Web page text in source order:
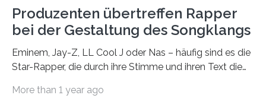
Produzenten übertreffen Rapper
bei der Gestaltung des Songklangs
Eminem, Jay-Z, LL Cool J oder Nas – häufig sind es die
Star-Rapper, die durch ihre Stimme und ihren Text die
beanspruchen. In der Fachliteratur finden sich bislang
More than 1 year ago